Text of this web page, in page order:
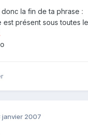
la fin de ta phrase :
est présent sous toutes
janvier 2007